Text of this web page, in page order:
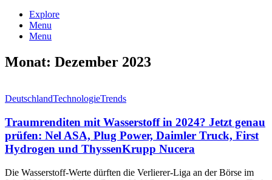
Explore
Menu
Menu
Monat: Dezember 2023
DeutschlandTechnologieTrends
Traumrenditen mit Wasserstoff in 2024? Jetzt genau
prüfen: Nel ASA, Plug Power, Daimler Truck, First
Hydrogen und ThyssenKrupp Nucera
Die Wasserstoff-Werte dürften die Verlierer-Liga an der Börse im